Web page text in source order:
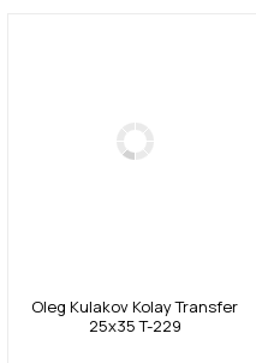
Oleg Kulakov Kolay Transfer
25x35 T-229